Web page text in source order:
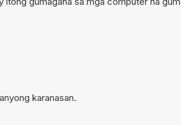
karanasan.